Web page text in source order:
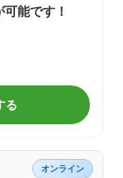
能です！
る
オンライン